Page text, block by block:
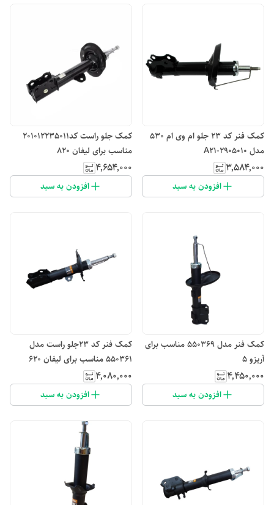
کمک فنر کد ۲۳ جلو ام وی ام 530
مدل A21-2905010
۳٬۵۸۴٬۰۰۰
افزودن به سبد
کمک جلو راست کد201012235011
مناسب برای لیفان 820
۴٬۶۵۴٬۰۰۰
افزودن به سبد
کمک فنر مدل 550369 مناسب برای
آریزو 5
۴٬۴۵۰٬۰۰۰
افزودن به سبد
کمک فنر کد ۲۳جلو راست مدل
550361 مناسب برای لیفان 620
۴٬۰۸۰٬۰۰۰
افزودن به سبد